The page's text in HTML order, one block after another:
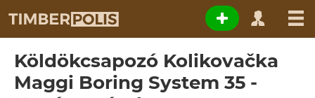
Köldökcsapozó Kolikovačka
Maggi Boring System 35 -